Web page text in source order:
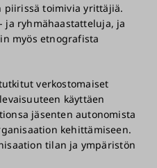
piirissä toimivia yrittäjiä.
ja ryhmähaastatteluja, ja
myös etnografista
verkostomaiset
käyttäen
jäsenten autonomista
kehittämiseen.
tilan ja ympäristön